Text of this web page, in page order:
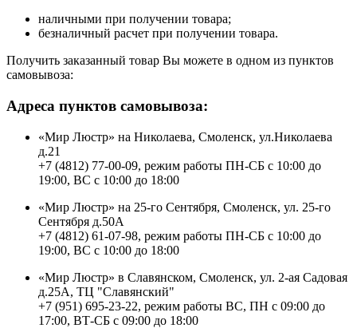
наличными при получении товара;
безналичный расчет при получении товара.
Получить заказанный товар Вы можете в одном из пунктов
самовывоза:
Адреса пунктов самовывоза:
«Мир Люстр» на Николаева, Смоленск, ул.Николаева
д.21
+7 (4812) 77-00-09, режим работы ПН-СБ с 10:00 до
19:00, ВС с 10:00 до 18:00
«Мир Люстр» на 25-го Сентября, Смоленск, ул. 25-го
Сентября д.50А
+7 (4812) 61-07-98, режим работы ПН-СБ с 10:00 до
19:00, ВС с 10:00 до 18:00
«Мир Люстр» в Славянском, Смоленск, ул. 2-ая Садовая
д.25А, ТЦ "Славянский"
+7 (951) 695-23-22, режим работы ВС, ПН с 09:00 до
17:00, ВТ-СБ с 09:00 до 18:00